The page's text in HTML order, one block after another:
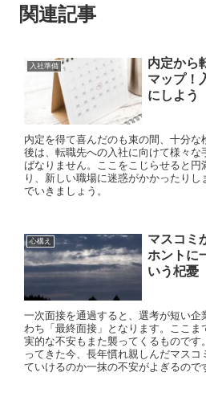
関連記事
入社準備
内定から
マップ！
にしよう
内定を得て喜んだのも束の間、十分な
後は、転職先への入社に向けて様々な
ばなりません。ここをこじらせると円
り、新しい職場に迷惑がかかったり
でいきましょう。
心構え
マスコミ
ホントに
いう杞憂
一次面接を通過すると、選考が短い企
わち「最終面接」となります。ここま
実的な不安もまた襲ってくるものです
ってきた今、長年慣れ親しんだマスコ
ていけるのか一抹の不安がよぎるので